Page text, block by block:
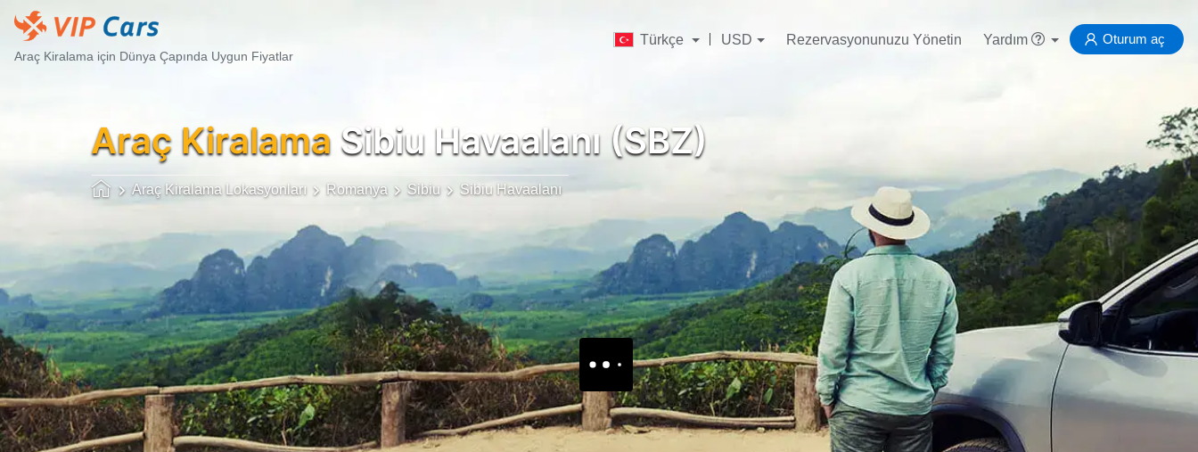
Araç Kiralama için Dünya Çapında Uygun Fiyatlar
Türkçe USD Rezervasyonunuzu Yönetin Yardım Oturum aç
Araç Kiralama Sibiu Havaalanı (SBZ)
Araç Kiralama Lokasyonları Romanya Sibiu Sibiu Havaalanı